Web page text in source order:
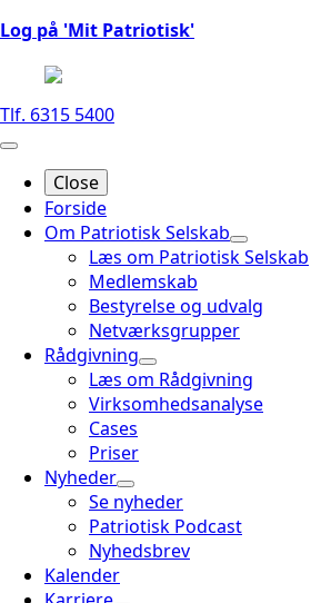
Log på 'Mit Patriotisk'
Tlf. 6315 5400
Close
Forside
Om Patriotisk Selskab
Læs om Patriotisk Selskab
Medlemskab
Bestyrelse og udvalg
Netværksgrupper
Rådgivning
Læs om Rådgivning
Virksomhedsanalyse
Cases
Priser
Nyheder
Se nyheder
Patriotisk Podcast
Nyhedsbrev
Kalender